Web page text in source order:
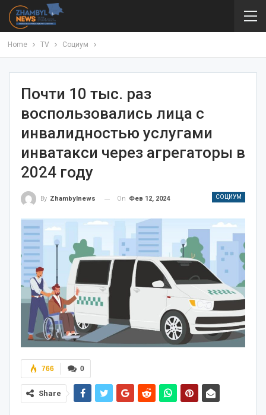
Home TV Социум
Почти 10 тыс. раз
воспользовались лица с
инвалидностью услугами
инватакси через агрегаторы в
2024 году
СОЦИУМ
By Zhambylnews On Фев 12, 2024
0
766
Share